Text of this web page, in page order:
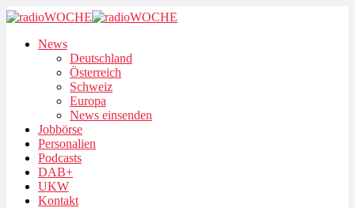
News
Deutschland
Österreich
Schweiz
Europa
News einsenden
Jobbörse
Personalien
Podcasts
DAB+
UKW
Kontakt